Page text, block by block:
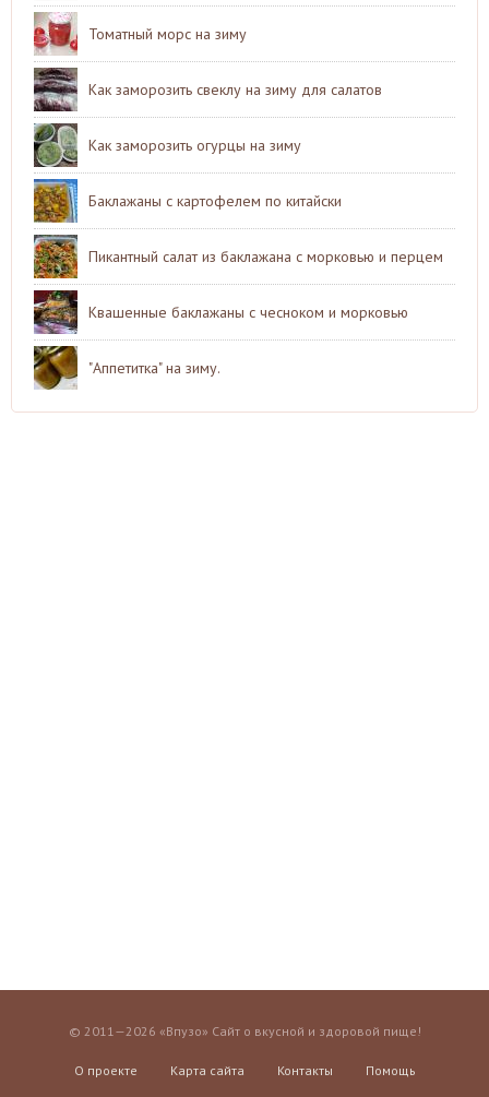
Томатный морс на зиму
Как заморозить свеклу на зиму для салатов
Как заморозить огурцы на зиму
Баклажаны с картофелем по китайски
Пикантный салат из баклажана с морковью и перцем
Квашенные баклажаны с чесноком и морковью
"Аппетитка" на зиму.
© 2011—2026 «Впузо» Сайт о вкусной и здоровой пище!
О проекте Карта сайта Контакты Помощь